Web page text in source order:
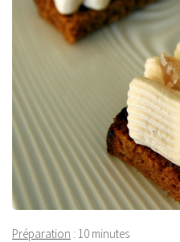
Préparation : 10 minutes